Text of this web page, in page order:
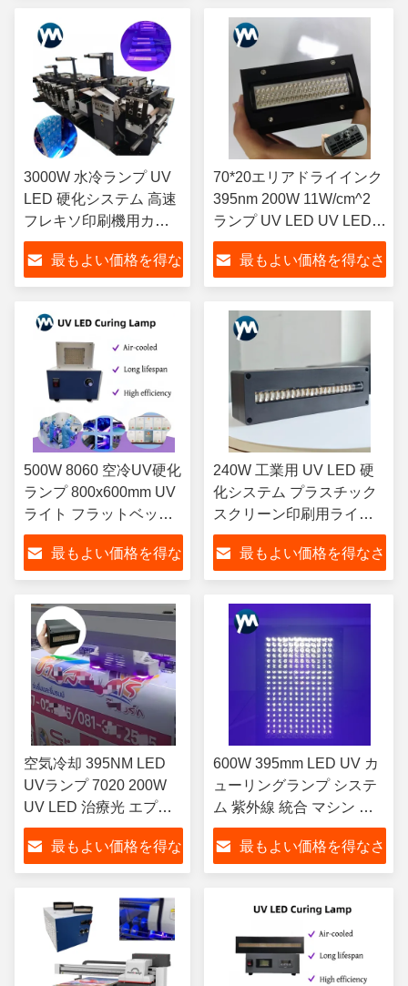
3000W 水冷ランプ UV
LED 硬化システム 高速
フレキソ印刷機用カラ
ーラベル UV 乾燥
最もよい価格を得な
70*20エリアドライインク
395nm 200W 11W/cm^2
ランプ UV LED UV LED硬
化ランプ LEDライト ファ
ン冷却 UVフラットベッド
プリンター
最もよい価格を得なさ
500W 8060 空冷UV硬化
ランプ 800x600mm UV
ライト フラットベッド
プリンター コンベアベ
ルト インクジェットマ
シン用
最もよい価格を得な
240W 工業用 UV LED 硬
化システム プラスチック
スクリーン印刷用ライト
スクリーン印刷用インク
最もよい価格を得なさ
空気冷却 395NM LED
UVランプ 7020 200W
UV LED 治療光 エプソ
ン I3200/XP600/TX800
UVプリンター用紫外線
ランプ
最もよい価格を得な
600W 395mm LED UV カ
ューリングランプ システ
ム 紫外線 統合 マシン ス
クリーン プリント 曝光
LED 樹脂 コンベヤー
最もよい価格を得なさ